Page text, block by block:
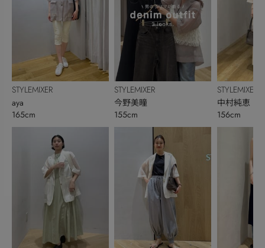
STYLEMIXER
aya
165cm
STYLEMIXER
今野美瞳
155cm
STYLEMIXER
中村純恵
156cm